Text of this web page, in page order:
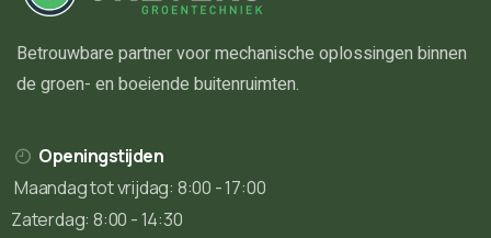
Betrouwbare partner voor mechanische oplossingen binnen
de groen- en boeiende buitenruimten.
Openingstijden
Maandag tot vrijdag: 8:00 - 17:00
Zaterdag: 8:00 - 14:30